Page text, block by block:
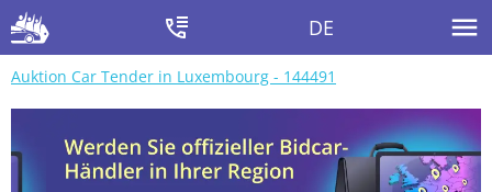
DE
Auktion Car Tender in Luxembourg - 144491